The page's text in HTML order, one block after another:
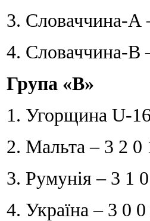
3. Словаччина-А
4. Словаччина-В
Група «В»
1. Угорщина U-
2. Мальта – 3 2 0
3. Румунія – 3 1
4. Україна – 3 0